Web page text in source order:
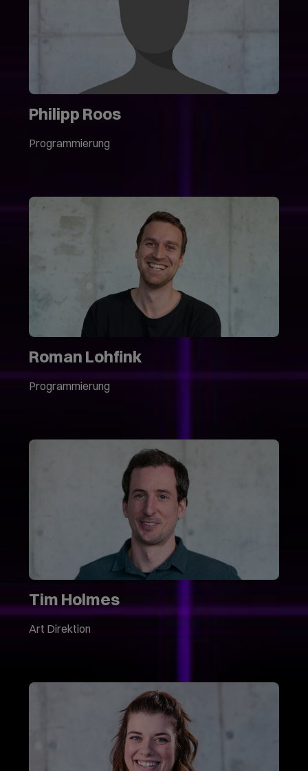
Philipp Roos
Programmierung
Roman Lohfink
Programmierung
Tim Holmes
Art Direktion